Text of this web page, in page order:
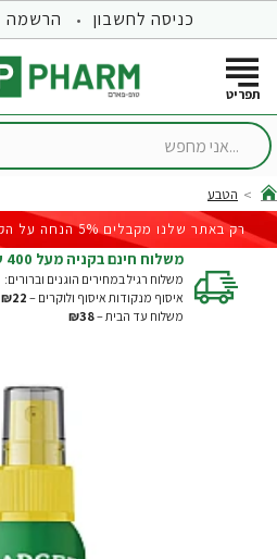
כניסה לחשבון הרשמה
...אני
home
הטבע
רק באתר שלנו מקבלים 5% הנחה על הקנייה הבאה |
משלוח חינם בקניה מעל 400 ש"ח | דרך איפוסט עד 5 ק"ג
משלוח רגיל במחירים הוגנים וברורים:
איסוף מנקודות איסוף ולוקרים – ₪22
משלוח עד הבית –₪38